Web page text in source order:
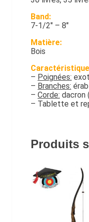
Band:
7-1/2″ – 8″
Matière:
Bois
– Poignées:
– Branches:
– Corde: dacron
– Tablette et
Produits